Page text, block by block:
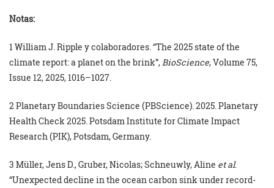
Notas:
1 William J. Ripple y colaboradores. “The 2025 state of the
climate report: a planet on the brink”,BioScience, Volume 75,
Issue 12, 2025, 1016–1027.
2 Planetary Boundaries Science (PBScience). 2025. Planetary
Health Check 2025. Potsdam Institute for Climate Impact
Research (PIK), Potsdam, Germany.
3 Müller, Jens D., Gruber, Nicolas; Schneuwly, Aline et al.
“Unexpected decline in the ocean carbon sink under record-